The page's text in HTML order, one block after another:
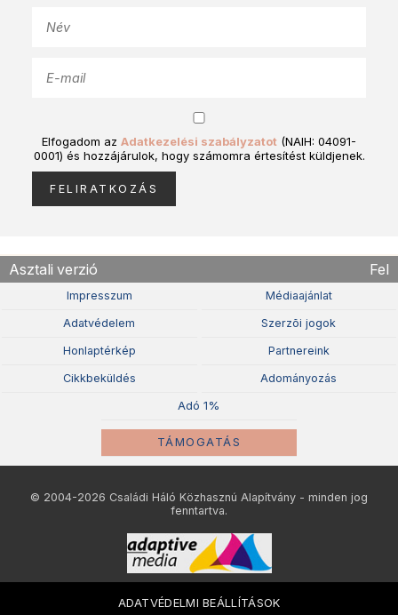
Elfogadom az Adatkezelési szabályzatot (NAIH: 04091-
0001) és hozzájárulok, hogy számomra értesítést küldjenek.
Asztali verzió Fel
Impresszum Médiaajánlat
Adatvédelem Szerzõi jogok
Honlaptérkép Partnereink
Cikkbeküldés Adományozás
Adó 1%
TÁMOGATÁS
© 2004-2026 Családi Háló Közhasznú Alapítvány - minden jog
fenntartva.
ADATVÉDELMI BEÁLLÍTÁSOK